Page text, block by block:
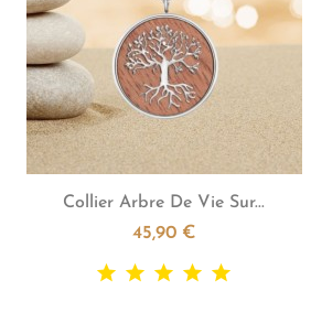
 Aperçu rapide
Collier Arbre De Vie Sur...
45,90 €